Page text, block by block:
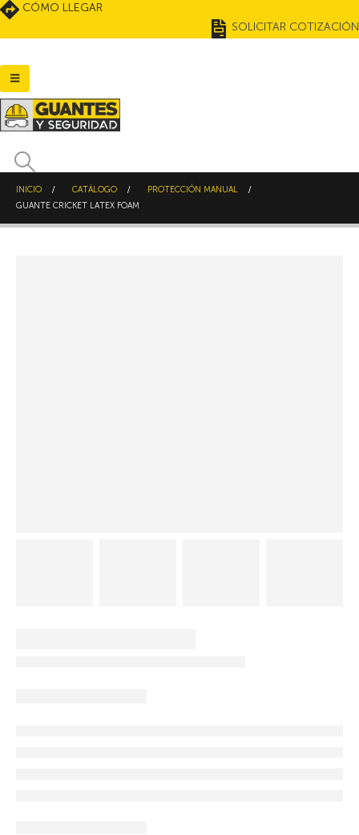
CÓMO LLEGAR
SOLICITAR COTIZACIÓN
INICIO CATÁLOGO
PROTECCIÓN MANUAL
GUANTE CRICKET LATEX FOAM